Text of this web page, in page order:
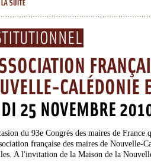
CALÉDONIE
25 NOVEMBRE
du 93e Congrès des maires de
française des maires de Nouvelle-
A l'invitation de la Maison de la